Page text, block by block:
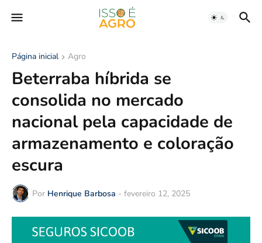
Página inicial Agro
Beterraba híbrida se
consolida no mercado
nacional pela capacidade de
armazenamento e coloração
escura
Por Henrique Barbosa - fevereiro 12, 2025